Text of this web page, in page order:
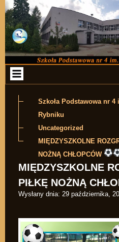
Szkoła Podstawowa nr 4
Rybniku
Uncategorized
MIĘDZYSZKOLNE
NOŻNĄ CHŁOPCÓW
MIĘDZYSZKOLNE
PIŁKĘ NOŻNĄ
Wysłany dnia: 29 października,